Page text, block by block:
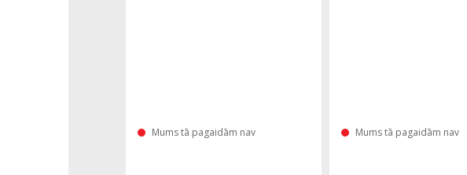
Mums tā pagaidām nav Mums tā pagaidām nav